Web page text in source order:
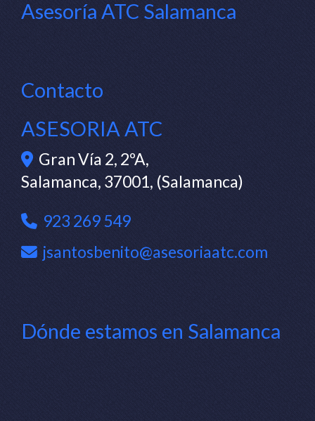
Asesoría ATC Salamanca
Contacto
ASESORIA ATC
Gran Vía 2, 2ºA,
Salamanca, 37001, (Salamanca)
923 269 549
jsantosbenito
asesoriaatc.com
Dónde estamos en Salamanca